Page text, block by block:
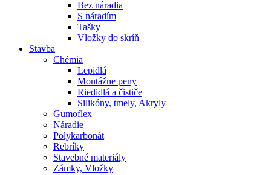
Bez náradia
S náradím
Tašky
Vložky do skríň
Stavba
Chémia
Lepidlá
Montážne peny
Riedidlá a čističe
Silikóny, tmely, Akryly
Gumoflex
Náradie
Polykarbonát
Rebríky
Stavebné materiály
Zámky, Vložky